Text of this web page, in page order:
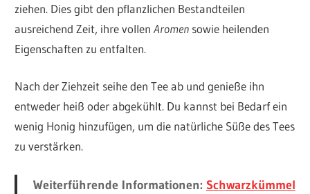
ziehen. Dies gibt den pflanzlichen Bestandteilen
ausreichend Zeit, ihre vollenAromen sowie heilenden
Eigenschaften zu entfalten.
Nach der Ziehzeit seihe den Tee ab und genieße ihn
entweder heiß oder abgekühlt. Du kannst bei Bedarf ein
wenig Honig hinzufügen, um die natürliche Süße des Tees
zu verstärken.
Weiterführende Informationen: Schwarzkümmel